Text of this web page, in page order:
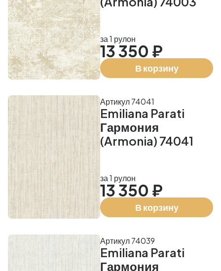
за 1 рулон
13 350 ₽
В корзину
Emiliana Parati
Гармония
(Armonia) 74041
Артикул 74041
за 1 рулон
13 350 ₽
В корзину
Emiliana Parati
Гармония
Артикул 74039